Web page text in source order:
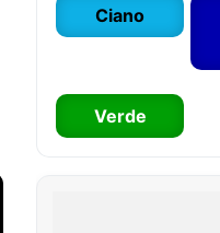
Ciano
Verde